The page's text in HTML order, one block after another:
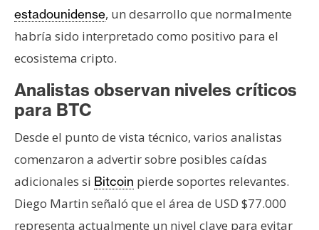
estadounidense, un desarrollo que normalmente
habría sido interpretado como positivo para el
ecosistema cripto.
Analistas observan niveles críticos
para BTC
Desde el punto de vista técnico, varios analistas
comenzaron a advertir sobre posibles caídas
adicionales si Bitcoin pierde soportes relevantes.
Diego Martin señaló que el área de USD $77.000
representa actualmente un nivel clave para evitar